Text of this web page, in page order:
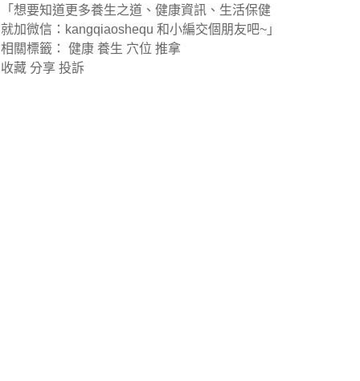
「想要知道更多養生之道、健康資訊、生活保健
就加微信：kangqiaoshequ 和小編交個朋友吧~」
相關標籤：
健康 養生 穴位 推拿
收藏 分享 投訴